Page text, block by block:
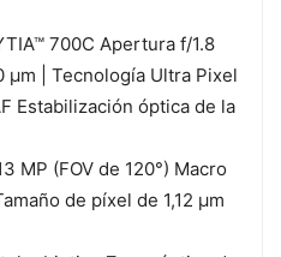
700C Apertura f/1.8
µm | Tecnología Ultra Pixel
Estabilización óptica de la
MP (FOV de 120°) Macro
de píxel de 1,12 µm